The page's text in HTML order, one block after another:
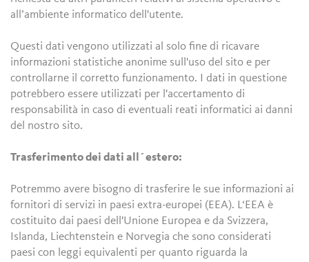
all’ambiente informatico dell'utente.
Questi dati vengono utilizzati al solo fine di ricavare
informazioni statistiche anonime sull'uso del sito e per
controllarne il corretto funzionamento. I dati in questione
potrebbero essere utilizzati per l'accertamento di
responsabilità in caso di eventuali reati informatici ai danni
del nostro sito.
Trasferimento dei dati all´estero:
Potremmo avere bisogno di trasferire le sue informazioni ai
fornitori di servizi in paesi extra-europei (EEA). L‘EEA è
costituito dai paesi dell'Unione Europea e da Svizzera,
Islanda, Liechtenstein e Norvegia che sono considerati
paesi con leggi equivalenti per quanto riguarda la